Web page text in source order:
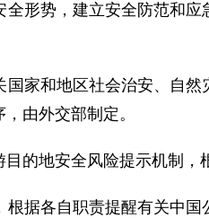
形势，建立安全防范和
家和地区社会治安、自
由外交部制定。
的地安全风险提示机制，
据各自职责提醒有关中